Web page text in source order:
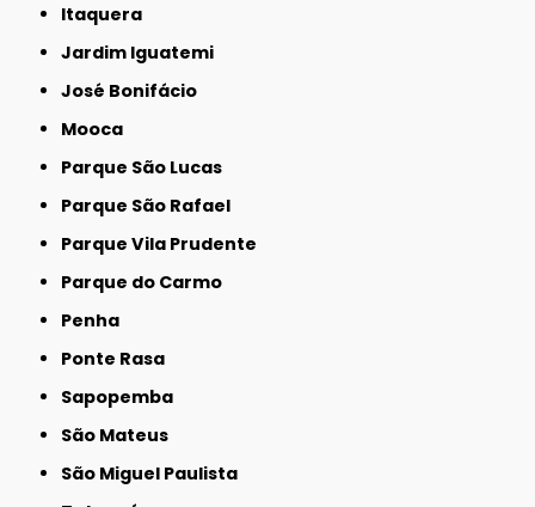
Itaquera
Jardim Iguatemi
José Bonifácio
Mooca
Parque São Lucas
Parque São Rafael
Parque Vila Prudente
Parque do Carmo
Penha
Ponte Rasa
Sapopemba
São Mateus
São Miguel Paulista